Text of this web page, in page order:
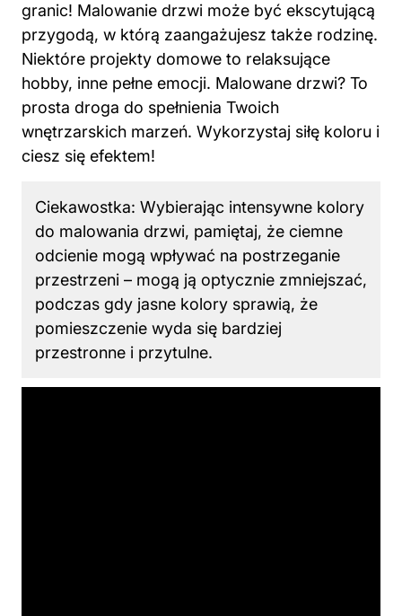
granic! Malowanie drzwi może być ekscytującą
przygodą, w którą zaangażujesz także rodzinę.
Niektóre projekty domowe to relaksujące
hobby, inne pełne emocji. Malowane drzwi? To
prosta droga do spełnienia Twoich
wnętrzarskich marzeń. Wykorzystaj siłę koloru i
ciesz się efektem!
Ciekawostka: Wybierając intensywne kolory
do malowania drzwi, pamiętaj, że ciemne
odcienie mogą wpływać na postrzeganie
przestrzeni – mogą ją optycznie zmniejszać,
podczas gdy jasne kolory sprawią, że
pomieszczenie wyda się bardziej
przestronne i przytulne.